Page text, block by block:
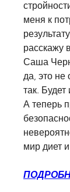
меня к
расскажу
Саша
да, это не
так.
А теперь
мир диет